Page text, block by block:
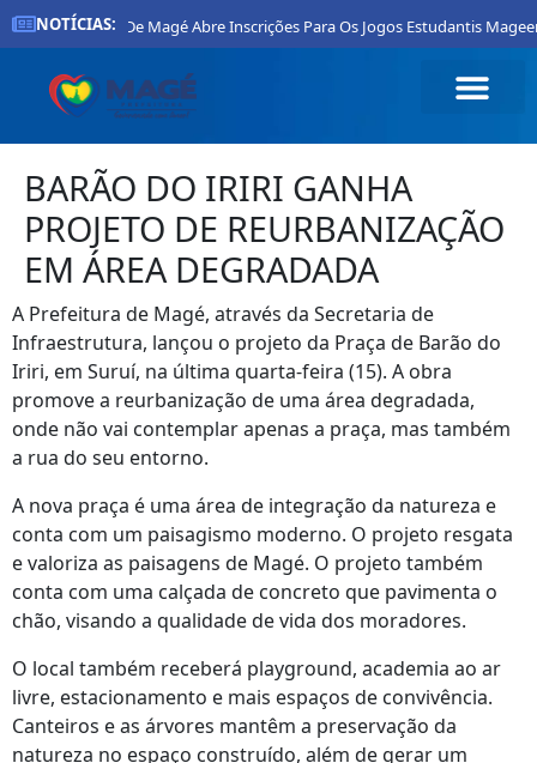
NOTÍCIAS:
Prefeitura De Magé Abre Inscrições Para Os Jogos Estudantis
BARÃO DO IRIRI GANHA
PROJETO DE REURBANIZAÇÃO
EM ÁREA DEGRADADA
A Prefeitura de Magé, através da Secretaria de
Infraestrutura, lançou o projeto da Praça de Barão do
Iriri, em Suruí, na última quarta-feira (15). A obra
promove a reurbanização de uma área degradada,
onde não vai contemplar apenas a praça, mas também
a rua do seu entorno.
A nova praça é uma área de integração da natureza e
conta com um paisagismo moderno. O projeto resgata
e valoriza as paisagens de Magé. O projeto também
conta com uma calçada de concreto que pavimenta o
chão, visando a qualidade de vida dos moradores.
O local também receberá playground, academia ao ar
livre, estacionamento e mais espaços de convivência.
Canteiros e as árvores mantêm a preservação da
natureza no espaço construído, além de gerar um